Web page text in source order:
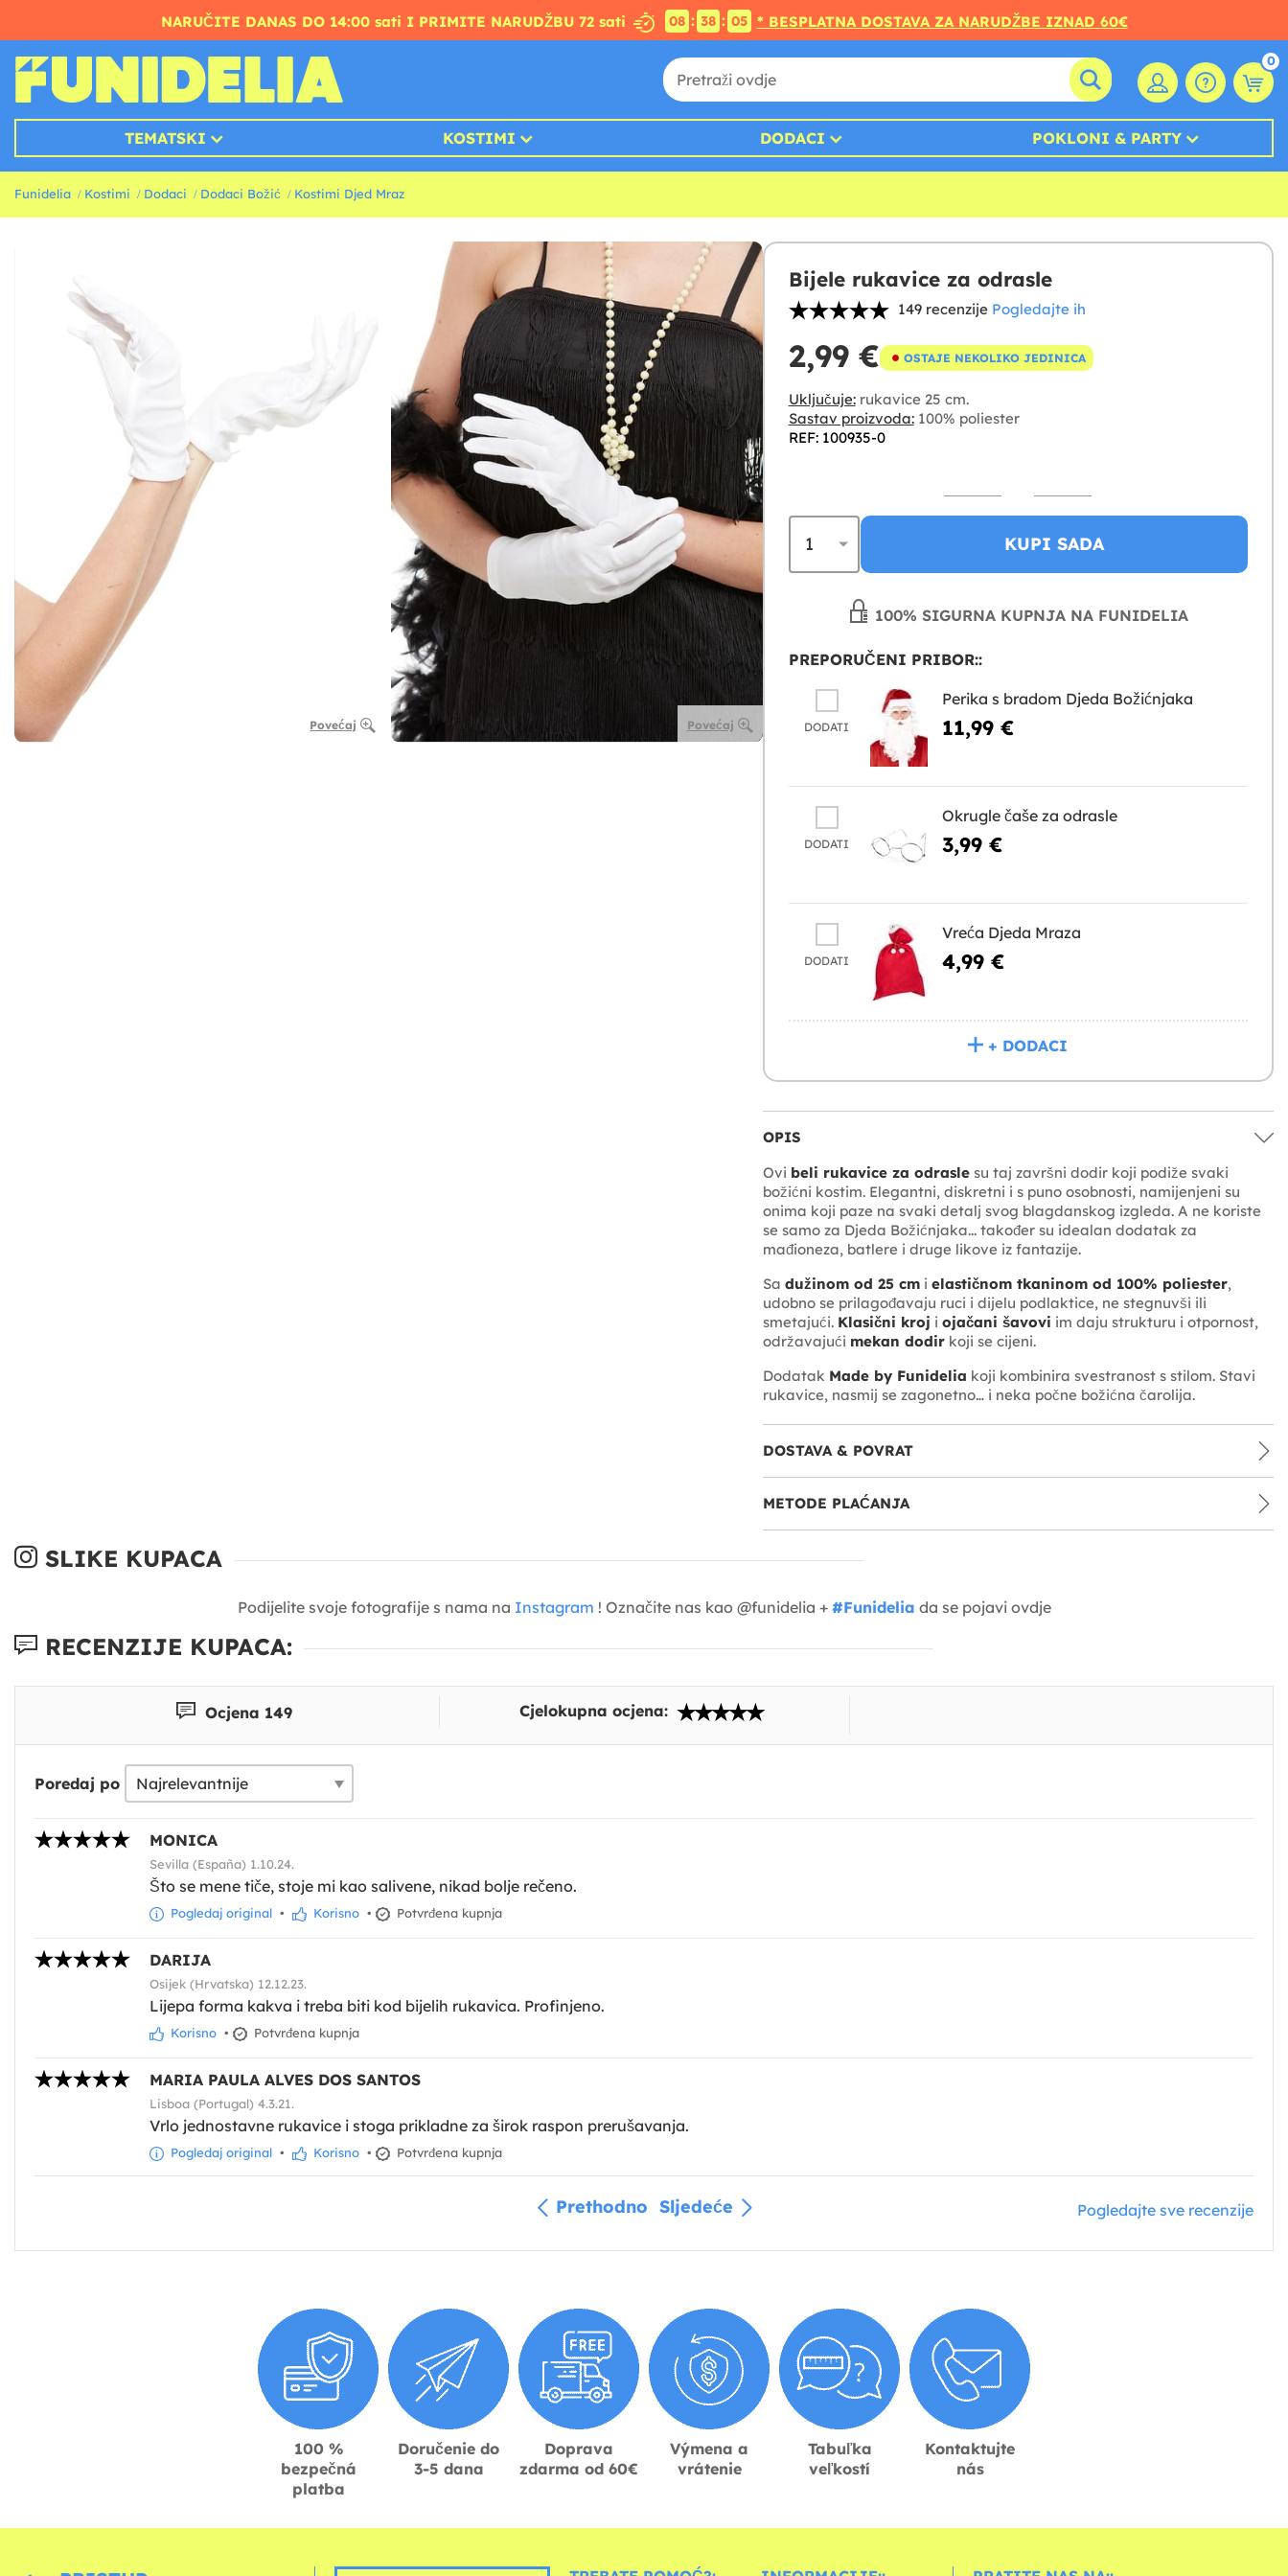
NARUČITE DANAS DO 14:00 sati I PRIMITE NARUDŽBU 72 sati 08 : 38 : 04 * BESPLATNA DOSTAVA ZA NARUDŽBE IZNAD 60€
0
TEMATSKI KOSTIMI DODACI POKLONI & PARTY
Funidelia Kostimi Dodaci Dodaci Božić Kostimi Djed Mraz
Povećaj Povećaj
Bijele rukavice za odrasle
149 recenzije Pogledajte ih
2,99 € OSTAJE NEKOLIKO JEDINICA
Uključuje:rukavice 25 cm.
Sastav proizvoda:100% poliester
REF: 100935-0
KUPI SADA
100% SIGURNA KUPNJA NA FUNIDELIA
PREPORUČENI PRIBOR::
DODATI
Perika s bradom Djeda Božićnjaka
11,99 €
DODATI
Okrugle čaše za odrasle
3,99 €
DODATI
Vreća Djeda Mraza
4,99 €
+ DODACI
OPIS
Ovi beli rukavice za odraslesu taj završni dodir koji podiže svaki
božićni kostim. Elegantni, diskretni i s puno osobnosti, namijenjeni su
onima koji paze na svaki detalj svog blagdanskog izgleda. A ne koriste
se samo za Djeda Božićnjaka... također su idealan dodatak za
mađioneza, batlere i druge likove iz fantazije.
Sa dužinom od 25 cmi elastičnom tkaninom od 100% poliester,
udobno se prilagođavaju ruci i dijelu podlaktice, ne stegnuvši ili
smetajući. Klasični kroj i ojačani šavovi im daju strukturu i otpornost,
održavajući mekan dodirkoji se cijeni.
Dodatak Made by Funidelia koji kombinira svestranost s stilom. Stavi
rukavice, nasmij se zagonetno… i neka počne božićna čarolija.
DOSTAVA & POVRAT
METODE PLAĆANJA
SLIKE KUPACA
Podijelite svoje fotografije s nama na Instagram ! Označite nas kao @funidelia + #Funidelia da se pojavi ovdje
RECENZIJE KUPACA:
Ocjena 149 Cjelokupna ocjena:
Poredaj po
MONICA
Sevilla (España) 1.10.24.
Što se mene tiče, stoje mi kao salivene, nikad bolje rečeno.
Pogledaj original • Korisno • Potvrđena kupnja
DARIJA
Osijek (Hrvatska) 12.12.23.
Lijepa forma kakva i treba biti kod bijelih rukavica. Profinjeno.
Korisno • Potvrđena kupnja
MARIA PAULA ALVES DOS SANTOS
Lisboa (Portugal) 4.3.21.
Vrlo jednostavne rukavice i stoga prikladne za širok raspon prerušavanja.
Pogledaj original • Korisno • Potvrđena kupnja
Prethodno Sljedeće Pogledajte sve recenzije
100 %
bezpečná
platba
Doručenie do
3-5 dana
Doprava
zdarma od 60€
Výmena a
vrátenie
Tabuľka
veľkostí
Kontaktujte
nás